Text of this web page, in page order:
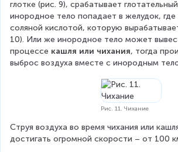
глотке (рис. 9), срабатывает
инородное тело попадает в желудок,
соляной кислотой, которую
10). Или же инородное тело может
процессе кашля или чихания, тогда
выброс воздуха вместе с инородным
Рис. 11. Чихание
Струя воздуха во время чихания или
достигать огромной скорости – от 100